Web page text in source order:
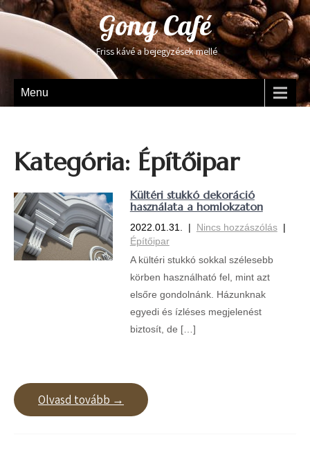
Gong Café
Friss kávé a bejegyzések mellé
Menu
Kategória: Építőipar
Kültéri stukkó dekoráció
használata a homlokzaton
2022.01.31. | Nincs hozzászólás |
Építőipar
A kültéri stukkó sokkal szélesebb
körben használható fel, mint azt
elsőre gondolnánk. Házunknak
egyedi és ízléses megjelenést
biztosít, de […]
Olvasd tovább →